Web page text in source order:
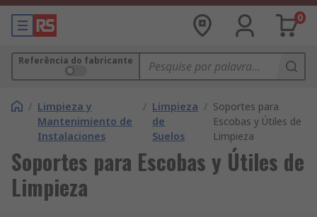
0
Referência do fabricante
/ Limpieza y
Mantenimiento de
Instalaciones
/ Limpieza
de
Suelos
/ Soportes para
Escobas y Útiles de
Limpieza
Soportes para Escobas y Útiles de
Limpieza